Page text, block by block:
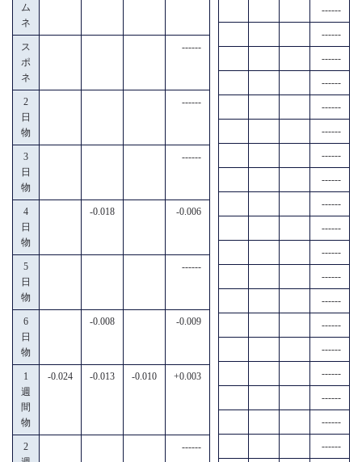
ム
ネ
ス
ポ
ネ
------
2
日
物
------
3
日
物
------
4
日
物
-0.018 -0.006
5
日
物
------
6
日
物
-0.008 -0.009
1
週
間
物
-0.024 -0.013 -0.010 +0.003
2
------
------
------
------
------
------
------
------
------
------
------
------
------
------
------
------
------
------
------
------